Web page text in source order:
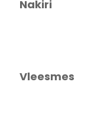
Nakiri
Vleesmes